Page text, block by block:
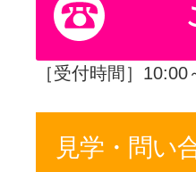
［受付時間］
見学・問い